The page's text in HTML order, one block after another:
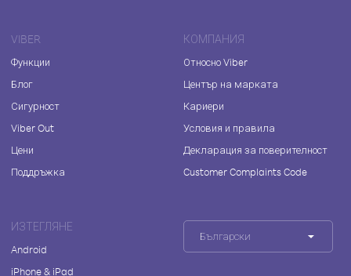
VIBER
Функции
Блог
Сигурност
Viber Out
Цени
Поддръжка
КОМПАНИЯ
Относно Viber
Център на марката
Кариери
Условия и правила
Декларация за поверителност
Customer Complaints Code
ИЗТЕГЛЯНЕ
Android
iPhone & iPad
Български